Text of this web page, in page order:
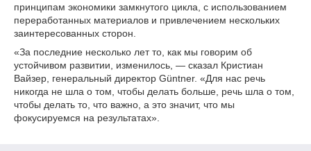
принципам экономики замкнутого цикла, с использованием
переработанных материалов и привлечением нескольких
заинтересованных сторон.
«За последние несколько лет то, как мы говорим об
устойчивом развитии, изменилось, — сказал Кристиан
Вайзер, генеральный директор Güntner. «Для нас речь
никогда не шла о том, чтобы делать больше, речь шла о том,
чтобы делать то, что важно, а это значит, что мы
фокусируемся на результатах».